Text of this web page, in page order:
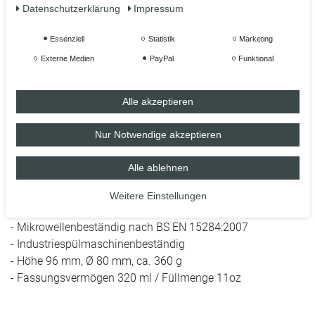
ist und bleibt.
Hochwertiger Sublimationsdruck in höchster Qualität für
Bedruckt ist die Vorder- und Rückseite mit dem Motiv
- Hochwertige Keramiktasse mit C-förmigem Henkel
- Hochweiß, glänzende Oberfläche
- 100 % Spülmaschinenfest nach BS EN 12875-4 (getestet
- Mikrowellenbeständig nach BS EN 15284:2007
- Industriespülmaschinenbeständig
- Höhe 96 mm, Ø 80 mm, ca. 360 g
- Fassungsvermögen 320 ml / Füllmenge 11oz
Daten­schutz­erklärung
Impressum
Essenziell Statistik Marketing
Externe Medien PayPal Funktional
Alle akzeptieren
Nur Notwendige akzeptieren
Alle ablehnen
Weitere Einstellungen